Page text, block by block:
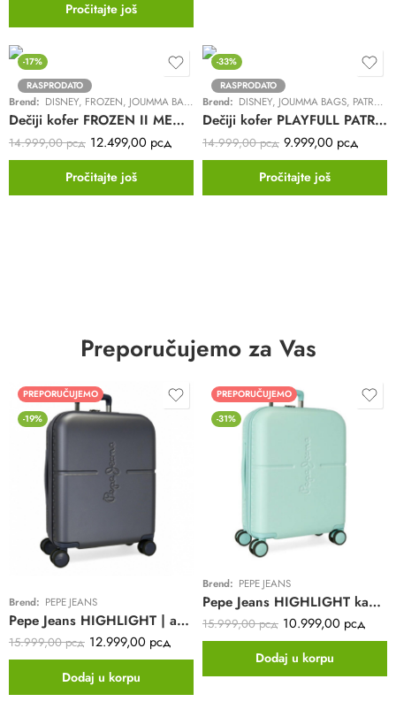
Pročitajte još
-17%
RASPRODATO
Brend: DISNEY, FROZEN, JOUMMA BAGS
Dečiji kofer FROZEN II MEMORIES – Joumma | tirkizni | 4 točkića | ABS
14.999,00рсд 12.499,00 рсд
Pročitajte još
-33%
RASPRODATO
Brend: DISNEY, JOUMMA BAGS, PATROLNE ŠAPE
Dečiji kofer PLAYFULL PATROLNE ŠAPE | plavi | 4 točkića | ABS
14.999,00рсд 9.999,00 рсд
Pročitajte još
Preporučujemo za Vas
PREPORUČUJEMO
-19%
Brend: PEPE JEANS
Pepe Jeans HIGHLIGHT | antracit | 4 točkića | ABS
15.999,00рсд 12.999,00 рсд
Dodaj u korpu
PREPORUČUJEMO
-31%
Brend: PEPE JEANS
Pepe Jeans HIGHLIGHT kabinski kofer | tirkizni | 4 točkića | ABS
15.999,00рсд 10.999,00 рсд
Dodaj u korpu